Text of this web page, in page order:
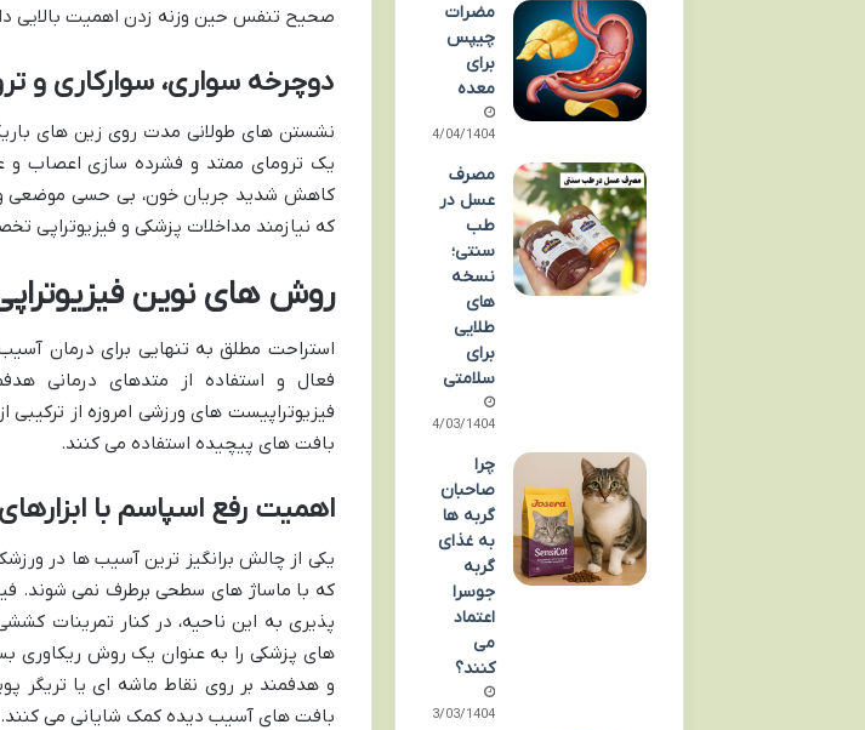
صحیح تنفس حین وزنه زدن اهمیت بالایی
دوچرخه سواری، سوارکاری و
نشستن های طولانی مدت روی زین های
یک ترومای ممتد و فشرده سازی اعصاب و
کاهش شدید جریان خون، بی حسی موضعی و
که نیازمند مداخلات پزشکی و فیزیوتراپی
روش های نوین
استراحت مطلق به تنهایی برای درمان
فعال و استفاده از متدهای درمانی
فیزیوتراپیست های ورزشی امروزه از
بافت های پیچیده استفاده می کنند.
اهمیت رفع اسپاسم با
یکی از چالش برانگیز ترین آسیب ها در
که با ماساژ های سطحی برطرف نمی شوند.
پذیری به این ناحیه، در کنار تمرینات
های پزشکی را به عنوان یک روش ریکاوری
و هدفمند بر روی نقاط ماشه ای یا تریگر
بافت های آسیب دیده کمک شایانی می کنند.
مضرات
چیپس
برای
معده
24/04/1404
مصرف
عسل در
طب
سنتی؛
نسخه
های
طلایی
برای
سلامتی
24/03/1404
چرا
صاحبان
گربه ها
به غذای
گربه
جوسرا
اعتماد
می
کنند؟
13/03/1404